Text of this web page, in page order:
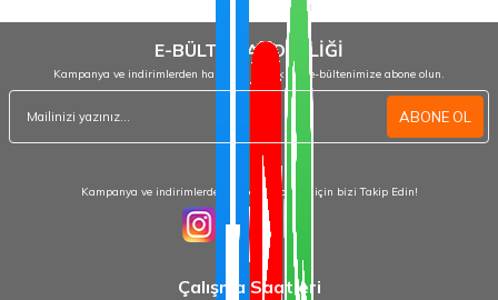
E-BÜLTEN ABONELİĞİ
Kampanya ve indirimlerden haberdar olmak için e-bültenimize abone olun.
ABONE OL
Kampanya ve indirimlerden haberdar olmak için bizi Takip Edin!
Çalışma Saatleri